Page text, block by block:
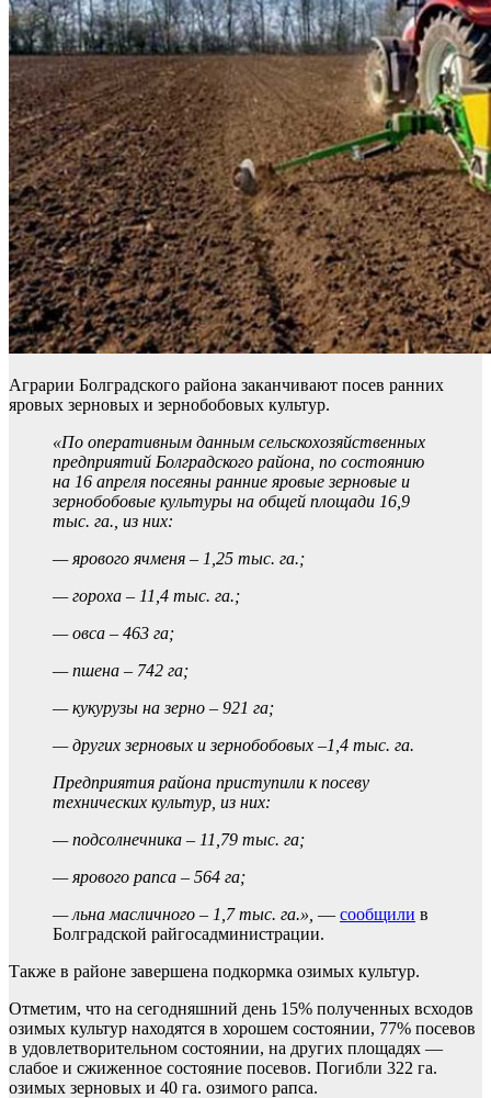
Аграрии Болградского района заканчивают посев ранних
яровых зерновых и зернобобовых культур.
«По оперативным данным сельскохозяйственных
предприятий Болградского района, по состоянию
на 16 апреля посеяны ранние яровые зерновые и
зернобобовые культуры на общей площади 16,9
тыс. га., из них:
— ярового ячменя – 1,25 тыс. га.;
— гороха – 11,4 тыс. га.;
— овса – 463 га;
— пшена – 742 га;
— кукурузы на зерно – 921 га;
— других зерновых и зернобобовых –1,4 тыс. га.
Предприятия района приступили к посеву
технических культур, из них:
— подсолнечника – 11,79 тыс. га;
— ярового рапса – 564 га;
— льна масличного – 1,7 тыс. га.», — сообщили в
Болградской райгосадминистрации.
Также в районе завершена подкормка озимых культур.
Отметим, что на сегодняшний день 15% полученных всходов
озимых культур находятся в хорошем состоянии, 77% посевов
в удовлетворительном состоянии, на других площадях —
слабое и сжиженное состояние посевов. Погибли 322 га.
озимых зерновых и 40 га. озимого рапса.